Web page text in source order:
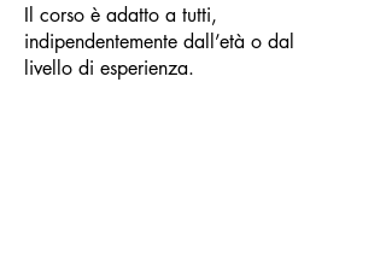
Il corso è adatto a tutti,
indipendentemente dall’età o dal
livello di esperienza.